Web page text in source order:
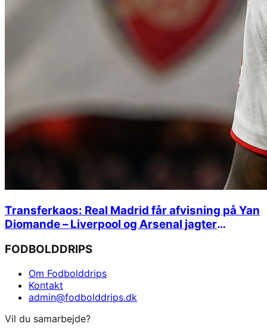
Transferkaos: Real Madrid får afvisning på Yan
Diomande – Liverpool og Arsenal jagter
FODBOLDDRIPS
Om Fodbolddrips
Kontakt
admin@fodbolddrips.dk
Vil du samarbejde?